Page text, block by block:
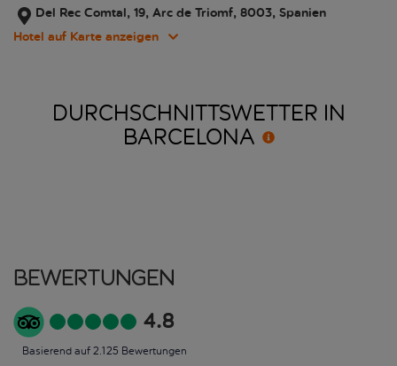
Del Rec Comtal, 19, Arc de Triomf, 8003, Spanien
Hotel auf Karte anzeigen
DURCHSCHNITTSWETTER IN
BARCELONA
Bewertungen
4.8
Basierend auf 2.125 Bewertungen